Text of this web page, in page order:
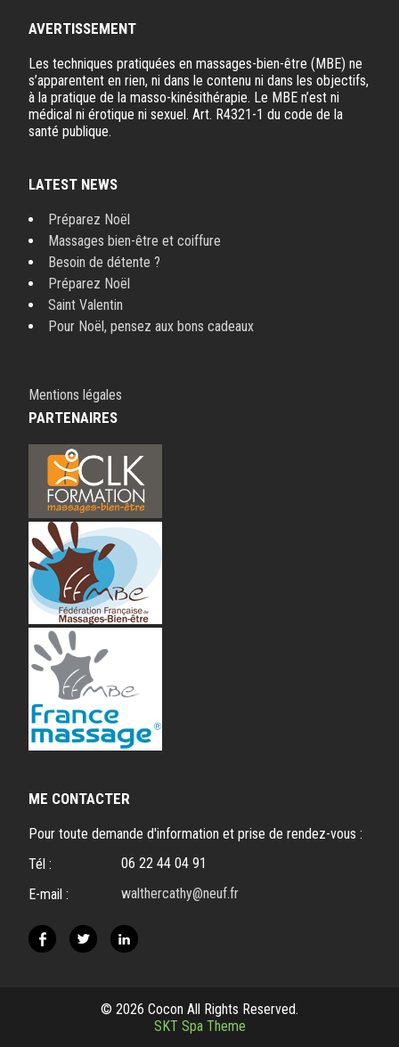
AVERTISSEMENT
Les techniques pratiquées en massages-bien-être (MBE) ne
s’apparentent en rien, ni dans le contenu ni dans les objectifs,
à la pratique de la masso-kinésithérapie. Le MBE n’est ni
médical ni érotique ni sexuel. Art. R4321-1 du code de la
santé publique.
LATEST NEWS
Préparez Noël
Massages bien-être et coiffure
Besoin de détente ?
Préparez Noël
Saint Valentin
Pour Noël, pensez aux bons cadeaux
Mentions légales
PARTENAIRES
ME CONTACTER
Pour toute demande d'information et prise de rendez-vous :
Tél :
06 22 44 04 91
E-mail :
walthercathy@neuf.fr
© 2026 Cocon All Rights Reserved.
SKT Spa Theme